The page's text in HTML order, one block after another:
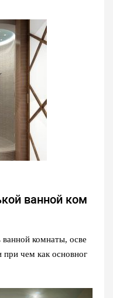
ванной ком
комнаты, осве
чем как основног